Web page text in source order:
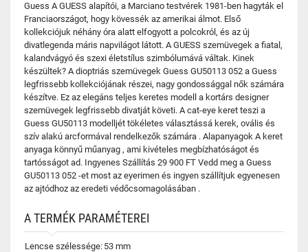
Guess A GUESS alapítói, a Marciano testvérek 1981-ben hagyták el
Franciaországot, hogy kövessék az amerikai álmot. Első
kollekciójuk néhány óra alatt elfogyott a polcokról, és az új
divatlegenda máris napvilágot látott. A GUESS szemüvegek a fiatal,
kalandvágyó és szexi életstílus szimbólumává váltak. Kinek
készültek? A dioptriás szemüvegek Guess GU50113 052 a Guess
legfrissebb kollekciójának részei, nagy gondossággal nők számára
készítve. Ez az elegáns teljes keretes modell a kortárs designer
szemüvegek legfrissebb divatját követi. A cat-eye keret teszi a
Guess GU50113 modelljét tökéletes választássá kerek, ovális és
szív alakú arcformával rendelkezők számára . Alapanyagok A keret
anyaga könnyű műanyag , ami kivételes megbízhatóságot és
tartósságot ad. Ingyenes Szállítás 29 900 FT Vedd meg a Guess
GU50113 052 -et most az eyerimen és ingyen szállítjuk egyenesen
az ajtódhoz az eredeti védőcsomagolásában .
A TERMÉK PARAMÉTEREI
Lencse szélessége: 53 mm